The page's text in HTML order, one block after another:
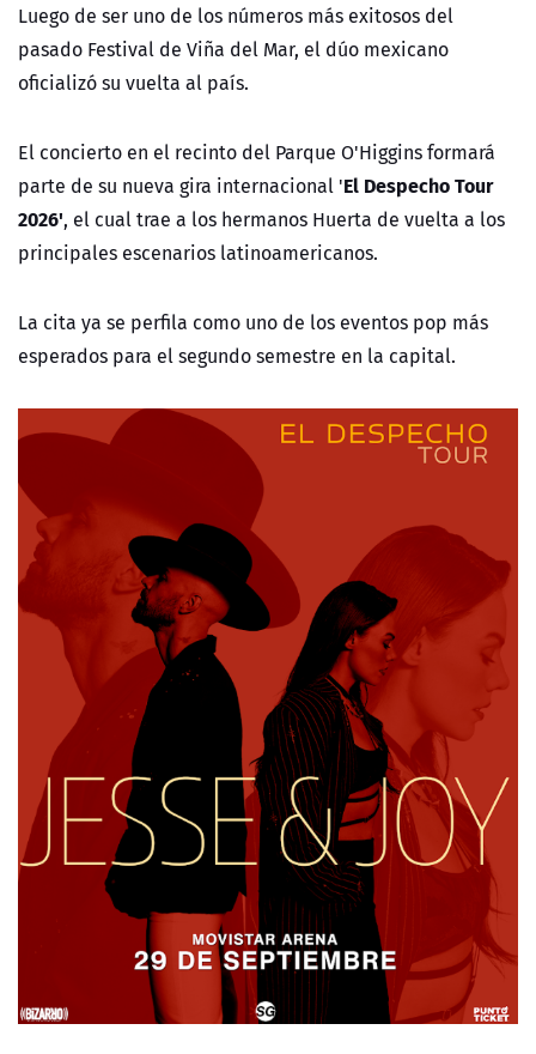
Luego de ser uno de los números más exitosos del
pasado Festival de Viña del Mar, el dúo mexicano
oficializó su vuelta al país.
El concierto en el recinto del Parque O'Higgins formará
parte de su nueva gira internacional 'El Despecho Tour
2026', el cual trae a los hermanos Huerta de vuelta a los
principales escenarios latinoamericanos.
La cita ya se perfila como uno de los eventos pop más
esperados para el segundo semestre en la capital.